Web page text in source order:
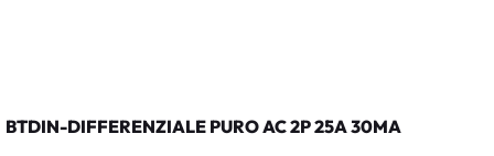
BTDIN-DIFFERENZIALE PURO AC 2P 25A 30MA